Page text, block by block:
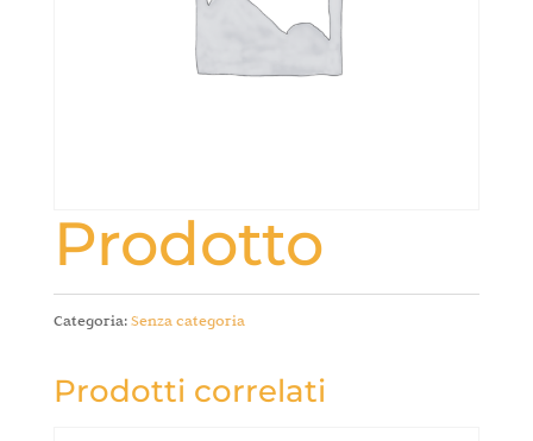
Prodotto
Categoria:Senza categoria
Prodotti correlati